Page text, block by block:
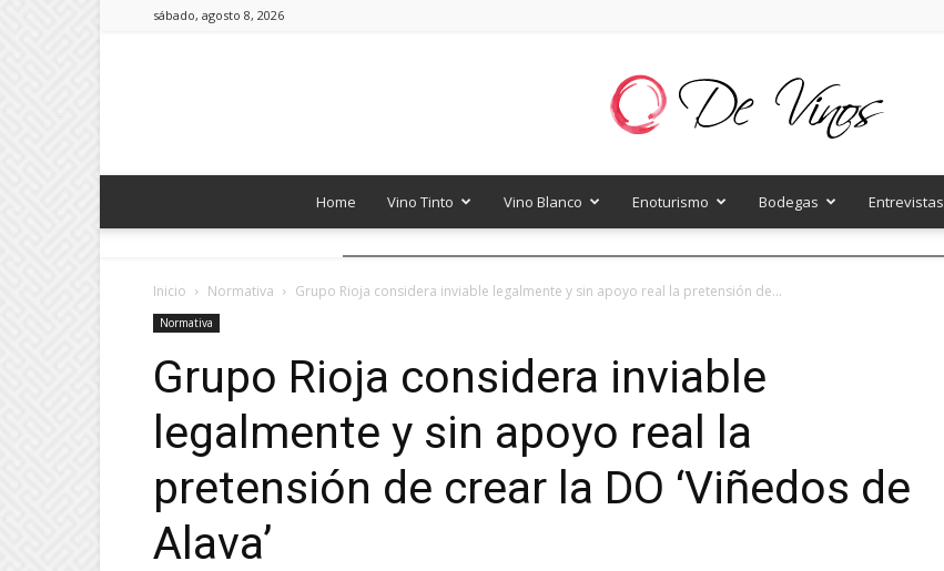
sábado, agosto 8, 2026
Home Vino Tinto Vino Blanco Enoturismo Bodegas Entrevistas
Inicio Normativa Grupo Rioja considera inviable legalmente y sin apoyo real la pretensión de...
Normativa
Grupo Rioja considera inviable
legalmente y sin apoyo real la
pretensión de crear la DO ‘Viñedos de
Alava’